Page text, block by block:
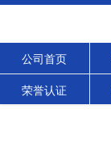
公司首页
荣誉认证